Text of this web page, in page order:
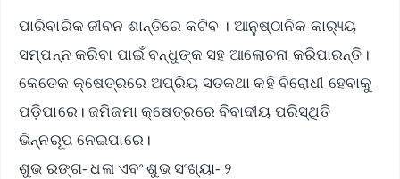
ପାରିବାରିକ ଜୀବନ ଶାନ୍ତିରେ କଟିବ । ଆନୁଷ୍ଠାନିକ କାର‌୍ୟ୍ୟ
ସମ୍ପନ୍ନ କରିବା ପାଇଁ ବନ୍ଧୁଙ୍କ ସହ ଆଲୋଚନା କରିପାରନ୍ତି।
କେତେକ କ୍ଷେତ୍ରରେ ଅପ୍ରିୟ ସତକଥା କହି ବିରୋଧୀ ହେବାକୁ
ପଡ଼ିପାରେ। ଜମିଜମା କ୍ଷେତ୍ରରେ ବିବାଦୀୟ ପରିସ୍ଥିତି
ଭିନ୍ନରୂପ ନେଇପାରେ।
ଶୁଭ ରଙ୍ଗ- ଧଳା ଏବଂ ଶୁଭ ସଂଖ୍ୟା- ୨